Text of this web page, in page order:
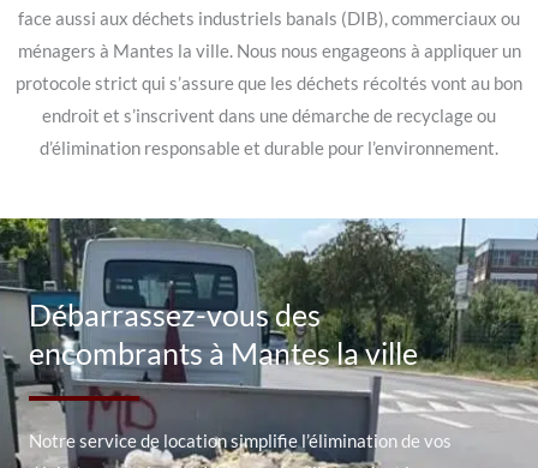
face aussi aux déchets industriels banals (DIB), commerciaux ou
ménagers à Mantes la ville. Nous nous engageons à appliquer un
protocole strict qui s’assure que les déchets récoltés vont au bon
endroit et s’inscrivent dans une démarche de recyclage ou
d’élimination responsable et durable pour l’environnement.
Débarrassez-vous des
encombrants à Mantes la ville
Notre service de location simplifie l’élimination de vos